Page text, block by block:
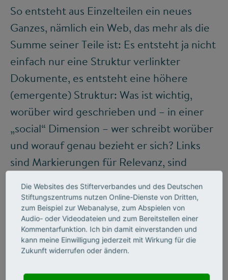
So entsteht aus Einzelteilen ein neues
Ganzes, nämlich ein Web, das mehr als die
Summe seiner Teile ist: Es entsteht ja nicht
einfach nur eine Struktur verlinkter
Dokumente, es entsteht eine höhere
(emergente) Struktur: Was ist wichtig,
worüber wird geschrieben und – in einer
„social“ Dimension – wer schreibt worüber
und worauf genau bezieht er sich? Links
sind Markierungen für Relevanz, sind
verbinden Links nicht nur Dokumente,
sondern auch Personen. Ohne Links lässt
sich Wissen weit schlechter organisieren –
und ohne Links würde auch die andere
Die Websites des Stifterverbandes und des Deutschen
Stiftungszentrums nutzen Online-Dienste von Dritten,
zum Beispiel zur Webanalyse, zum Abspielen von
Audio- oder Videodateien und zum Bereitstellen einer
Kommentarfunktion. Ich bin damit einverstanden und
kann meine Einwilligung jederzeit mit Wirkung für die
Zukunft widerrufen oder ändern.